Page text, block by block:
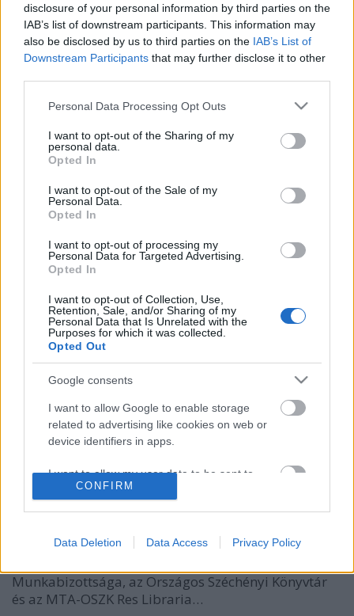
disclosure of your personal information by third parties on the
IAB’s list of downstream participants. This information may
also be disclosed by us to third parties on the IAB’s List of
Downstream Participants that may further disclose it to other
Please note that this website/app uses one or more Google
not limited to your visit or usage behaviour. You may click to
grant or deny consent to Google and its third-party tags to
use your data for below specified purposes in below Google
consent section.
Personal Data Processing Opt Outs
I want to opt-out of the Sharing of my
personal data.
Opted In
I want to opt-out of the Sale of my
Personal Data.
Opted In
I want to opt-out of processing my
Personal Data for Targeted Advertising.
Opted In
I want to opt-out of Collection, Use,
Retention, Sale, and/or Sharing of my
Personal Data that Is Unrelated with the
Purposes for which it was collected.
Opted Out
Google consents
I want to allow Google to enable storage
related to advertising like cookies on web or
device identifiers in apps.
I want to allow my user data to be sent to
Google for online advertising purposes.
personalized advertising.
I want to allow Google to enable storage
related to analytics like cookies on web or
device identifiers in apps.
CONFIRM
Data Deletion Data Access Privacy Policy
Cholnoky Jenő (1870. július 23. – 1950. július 5.)
földrajztudósra emlékezünk születésének 155.,
halálának 75. évfordulója alkalmából. „A Földrajzi
Társaságban, az Akadémián és az Urániában tartott
előadásaimnak mindig az volt a tendenciája, hogy a
Előadásokkal és kerekasztal-
beszélgetéssel emlékeztek Lipták
Dorottyára
Lipták Dorottya történészre, sajtótörténészre, a
nemzeti könyvtár 2018-ban elhunyt munkatársára,
tudományos konferenciát június 12-én a Magyar
Munkabizottsága, az Országos Széchényi Könyvtár
és az MTA-OSZK Res Libraria…